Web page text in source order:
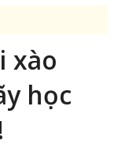
xào
học